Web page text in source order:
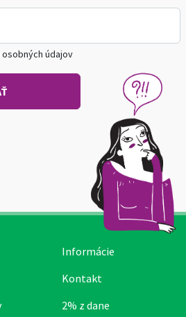
údajov
Informácie
Kontakt
2% z dane